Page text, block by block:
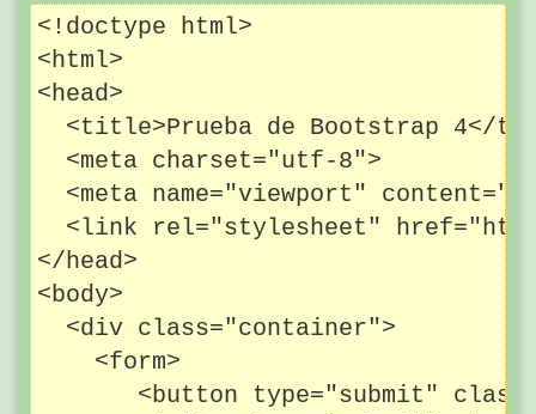
<!doctype html>
<html>
<head>
<title>Prueba de Bootstrap 4</
  <meta charset="utf-8">
<meta name="viewport"
<link rel="stylesheet"
</head>
<body>
  <div class="container">
    <form>
<button type="submit"